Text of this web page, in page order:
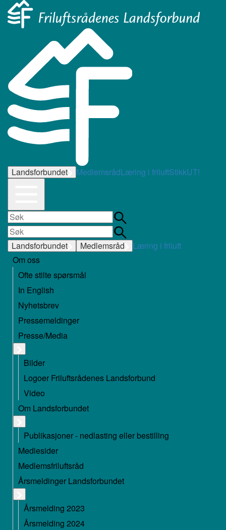
Landsforbundet MedlemsrådLæring i friluftStikkUT!
Landsforbundet Medlemsråd
Læring i friluft
Om oss
Ofte stilte spørsmål
In English
Nyhetsbrev
Pressemeldinger
Presse/Media
Bilder
Logoer Friluftsrådenes Landsforbund
Video
Om Landsforbundet
Publikasjoner - nedlasting eller bestilling
Mediesider
Medlemsfriluftsråd
Årsmeldinger Landsforbundet
Årsmelding 2023
Årsmelding 2024